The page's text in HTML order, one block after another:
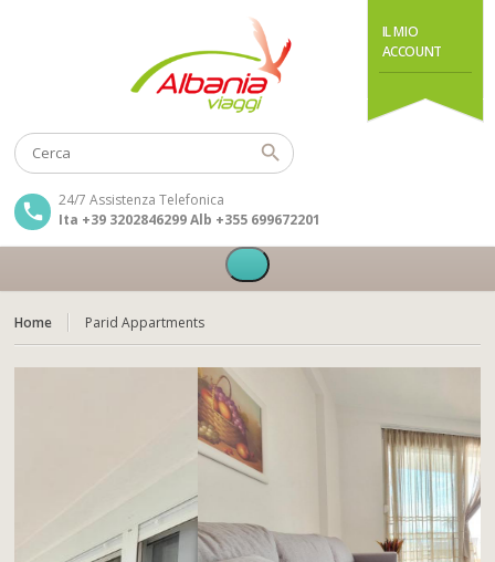
IL MIO
ACCOUNT
24/7 Assistenza Telefonica
Ita +39 3202846299 Alb +355 699672201
Home Parid Appartments